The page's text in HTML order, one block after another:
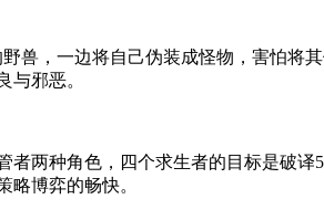
兽，一边将自己伪装成怪物，害怕将
与邪恶。
者两种角色，四个求生者的目标是破
略博弈的畅快。